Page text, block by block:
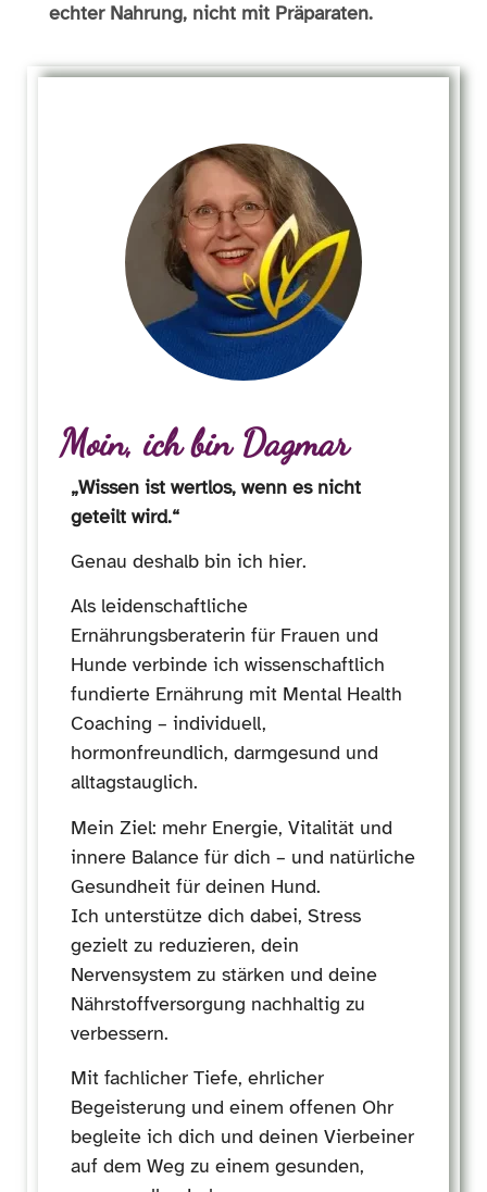
echter Nahrung, nicht mit Präparaten.
Moin, ich bin Dagmar
„Wissen ist wertlos, wenn es nicht
geteilt wird.“
Genau deshalb bin ich hier.
Als leidenschaftliche
Ernährungsberaterin für Frauen und
Hunde verbinde ich wissenschaftlich
fundierte Ernährung mit Mental Health
Coaching – individuell,
hormonfreundlich, darmgesund und
alltagstauglich.
Mein Ziel: mehr Energie, Vitalität und
innere Balance für dich – und natürliche
Gesundheit für deinen Hund.
Ich unterstütze dich dabei, Stress
gezielt zu reduzieren, dein
Nervensystem zu stärken und deine
Nährstoffversorgung nachhaltig zu
verbessern.
Mit fachlicher Tiefe, ehrlicher
Begeisterung und einem offenen Ohr
begleite ich dich und deinen Vierbeiner
auf dem Weg zu einem gesunden,